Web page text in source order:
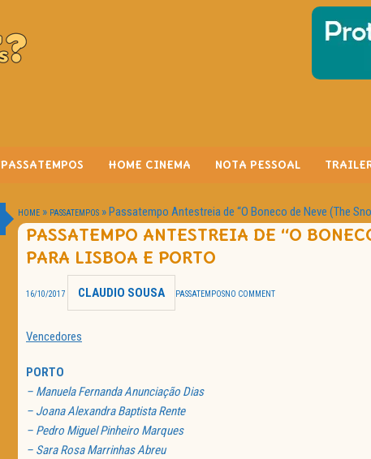
PASSATEMPOS HOME CINEMA NOTA PESSOAL
HOME » PASSATEMPOS »Passatempo Antestreia de “O Boneco de Neve (The
PASSATEMPO ANTESTREIA DE “O
PARA LISBOA E PORTO
16/10/2017 CLAUDIO SOUSA PASSATEMPOSNO COMMENT
Vencedores
PORTO
– Manuela Fernanda Anunciação Dias
– Joana Alexandra Baptista Rente
– Pedro Miguel Pinheiro Marques
– Sara Rosa Marrinhas Abreu